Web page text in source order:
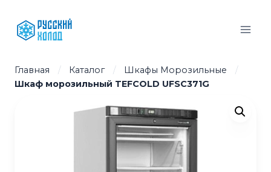
содержимому
Главная / Каталог / Шкафы Морозильные
/
Шкаф морозильный TEFCOLD UFSC371G